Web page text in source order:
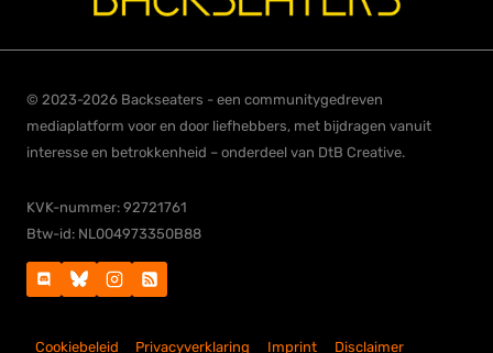
© 2023-2026 Backseaters - een communitygedreven
mediaplatform voor en door liefhebbers, met bijdragen vanuit
interesse en betrokkenheid – onderdeel van DtB Creative.
KVK-nummer: 92721761
Btw-id: NL004973350B88
Cookiebeleid Privacyverklaring Imprint Disclaimer